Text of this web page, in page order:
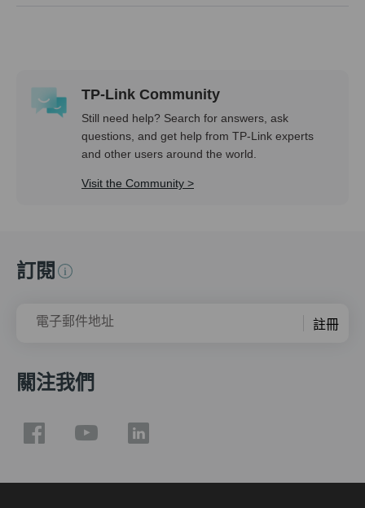
TP-Link Community
Still need help? Search for answers, ask
questions, and get help from TP-Link experts
and other users around the world.
Visit the Community >
訂閱
電子郵件地址 註冊
關注我們